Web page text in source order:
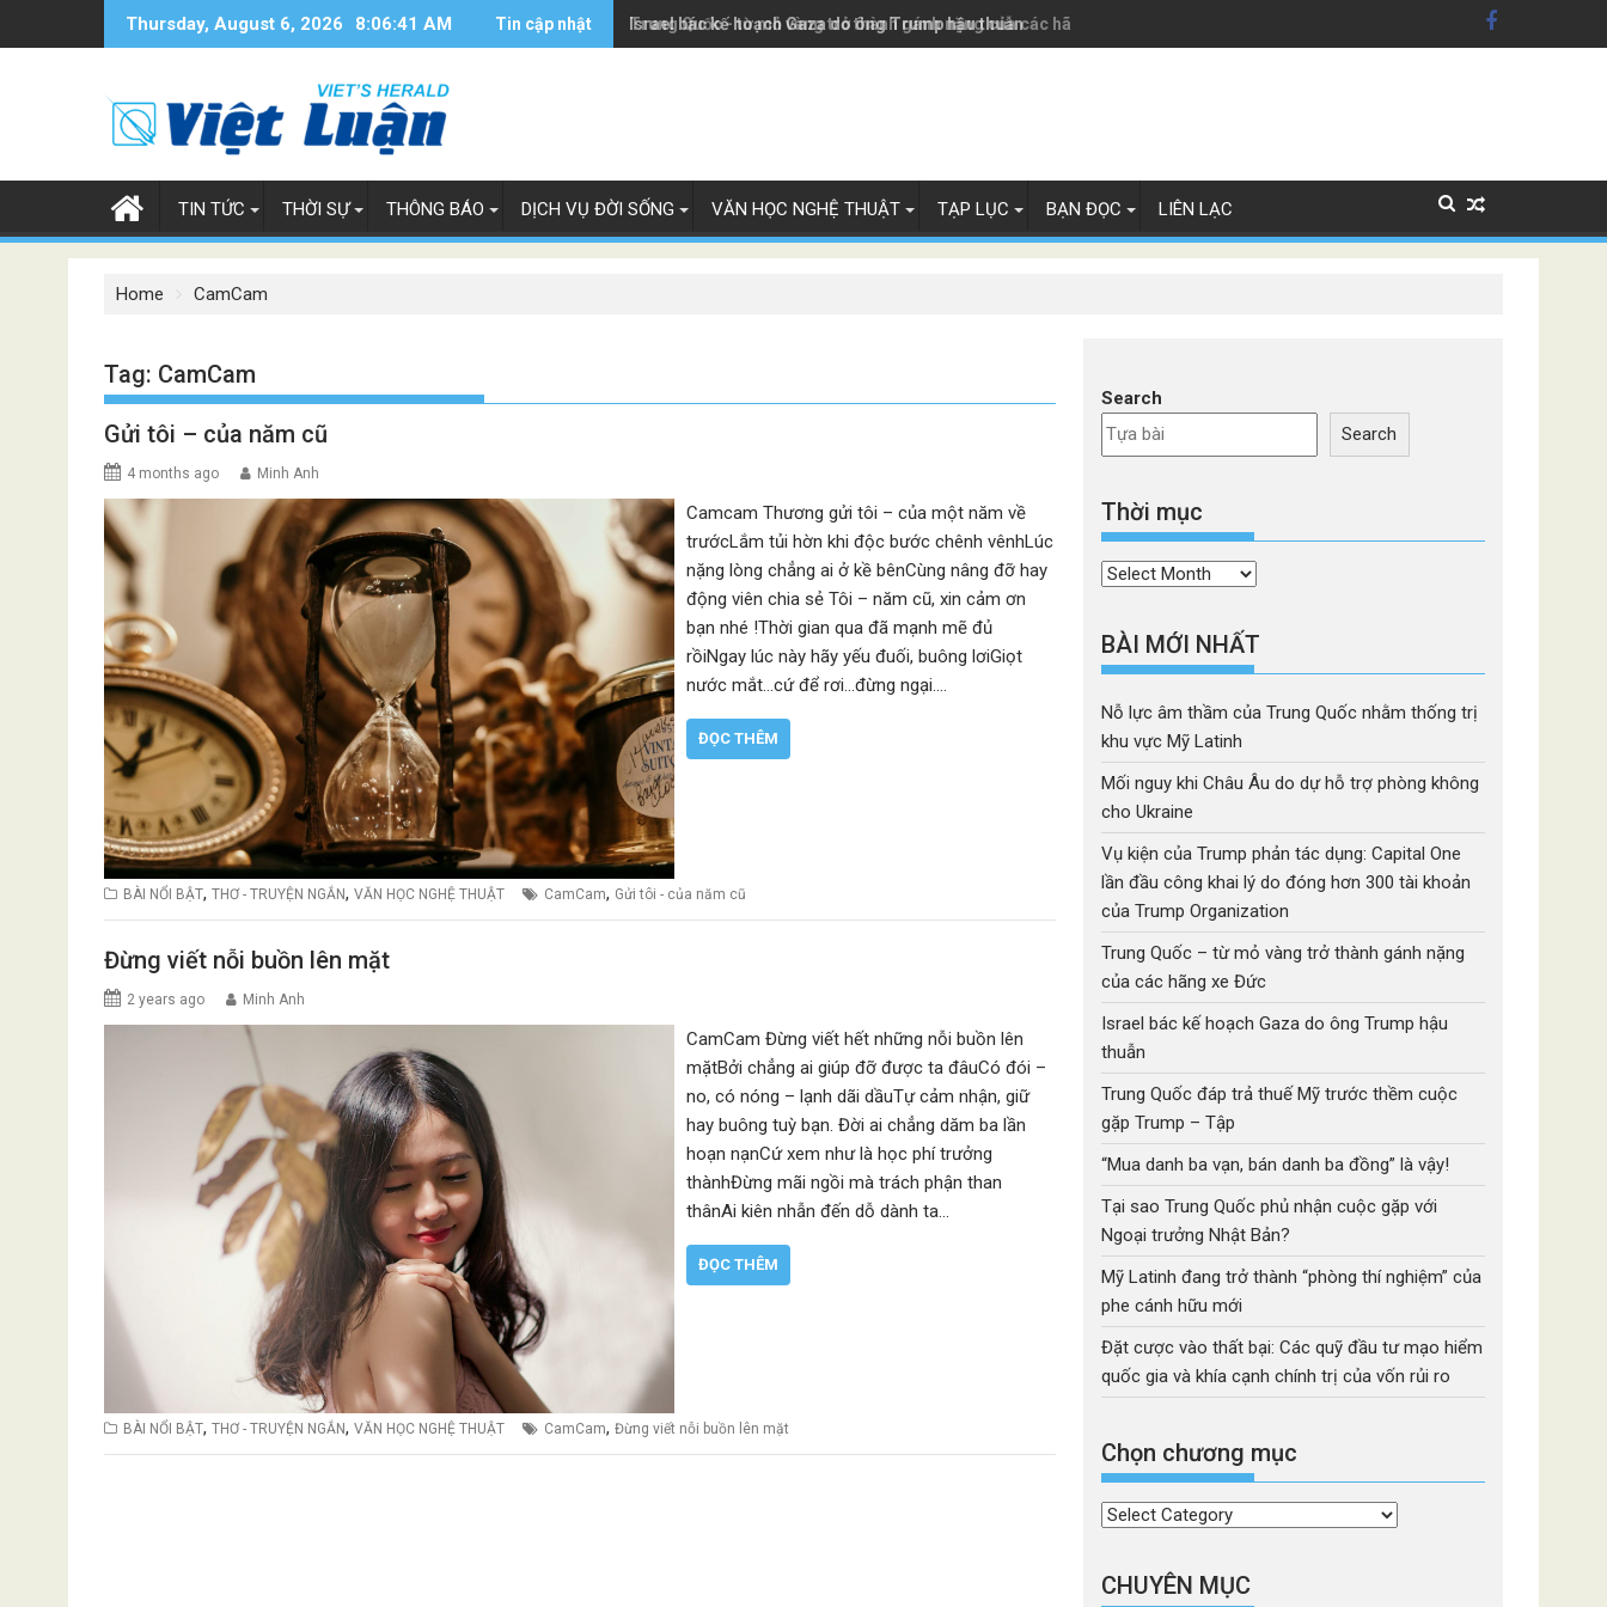
Thursday, August 6, 2026 8:06:42 AM Tin cập nhật Trung Quốc - từ mỏ vàng trở thành gánh nặng của các hãng xe Đức
Israel bác kế hoạch Gaza do ông Trump hậu thuẫn
TIN TỨC THỜI SỰ THÔNG BÁO DỊCH VỤ ĐỜI SỐNG VĂN HỌC NGHỆ THUẬT TẠP LỤC BẠN ĐỌC LIÊN LẠC
Home CamCam
Tag: CamCam
Gửi tôi – của năm cũ
4 months ago Minh Anh
Camcam Thương gửi tôi – của một năm về
trướcLắm tủi hờn khi độc bước chênh vênhLúc
nặng lòng chẳng ai ở kề bênCùng nâng đỡ hay
động viên chia sẻ Tôi – năm cũ, xin cảm ơn
bạn nhé !Thời gian qua đã mạnh mẽ đủ
rồiNgay lúc này hãy yếu đuối, buông lơiGiọt
nước mắt…cứ để rơi…đừng ngại.…
ĐỌC THÊM
BÀI NỔI BẬT, THƠ - TRUYỆN NGẮN, VĂN HỌC NGHỆ THUẬT CamCam, Gửi tôi - của năm cũ
Đừng viết nỗi buồn lên mặt
2 years ago Minh Anh
CamCam Đừng viết hết những nỗi buồn lên
mặtBởi chẳng ai giúp đỡ được ta đâuCó đói –
no, có nóng – lạnh dãi dầuTự cảm nhận, giữ
hay buông tuỳ bạn. Đời ai chẳng dăm ba lần
hoạn nạnCứ xem như là học phí trưởng
thànhĐừng mãi ngồi mà trách phận than
thânAi kiên nhẫn đến dỗ dành ta…
ĐỌC THÊM
BÀI NỔI BẬT, THƠ - TRUYỆN NGẮN, VĂN HỌC NGHỆ THUẬT CamCam, Đừng viết nỗi buồn lên mặt
Search
Search
Thời mục
Thời
BÀI MỚI NHẤT
Nỗ lực âm thầm của Trung Quốc nhằm thống trị
khu vực Mỹ Latinh
Mối nguy khi Châu Âu do dự hỗ trợ phòng không
cho Ukraine
Vụ kiện của Trump phản tác dụng: Capital One
lần đầu công khai lý do đóng hơn 300 tài khoản
của Trump Organization
Trung Quốc – từ mỏ vàng trở thành gánh nặng
của các hãng xe Đức
Israel bác kế hoạch Gaza do ông Trump hậu
thuẫn
Trung Quốc đáp trả thuế Mỹ trước thềm cuộc
gặp Trump – Tập
“Mua danh ba vạn, bán danh ba đồng” là vậy!
Tại sao Trung Quốc phủ nhận cuộc gặp với
Ngoại trưởng Nhật Bản?
Mỹ Latinh đang trở thành “phòng thí nghiệm” của
phe cánh hữu mới
Đặt cược vào thất bại: Các quỹ đầu tư mạo hiểm
quốc gia và khía cạnh chính trị của vốn rủi ro
Chọn chương mục
Chọn
mục
CHUYÊN MỤC